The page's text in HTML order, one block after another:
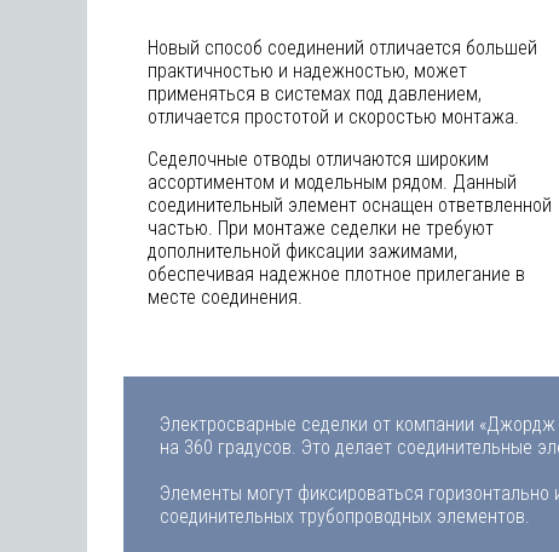
Новый способ соединений отличается большей
практичностью и надежностью, может
применяться в системах под давлением,
отличается простотой и скоростью монтажа.
Седелочные отводы отличаются широким
ассортиментом и модельным рядом. Данный
соединительный элемент оснащен ответвленной
частью. При монтаже седелки не требуют
дополнительной фиксации зажимами,
обеспечивая надежное плотное прилегание в
месте соединения.
Электросварные седелки от компании
на 360 градусов. Это делает соединительные
Элементы могут фиксироваться горизонтально
соединительных трубопроводных элементов.